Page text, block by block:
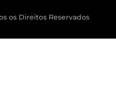
os Direitos Reservados